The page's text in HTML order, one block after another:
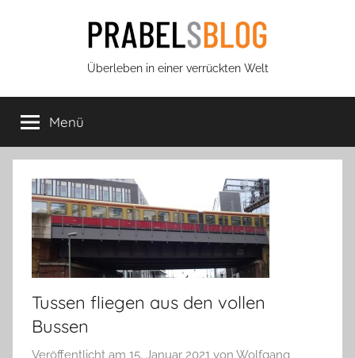
Prabels
Blog
Überleben in einer verrückten Welt
Menü
Tussen fliegen aus den vollen
Bussen
Veröffentlicht am 15. Januar 2021 von Wolfgang